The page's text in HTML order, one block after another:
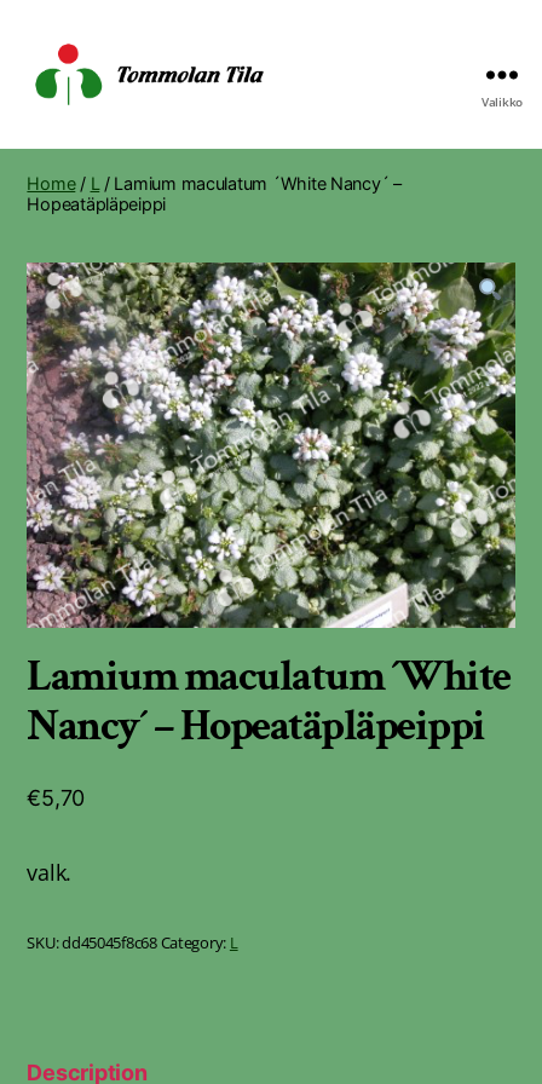
Tila
Valikko
Home/ L / Lamium maculatum ´White Nancy´ –
Hopeatäpläpeippi
Lamium maculatum ´White
Nancy´ – Hopeatäpläpeippi
€5,70
valk.
SKU:dd45045f8c68Category: L
Description